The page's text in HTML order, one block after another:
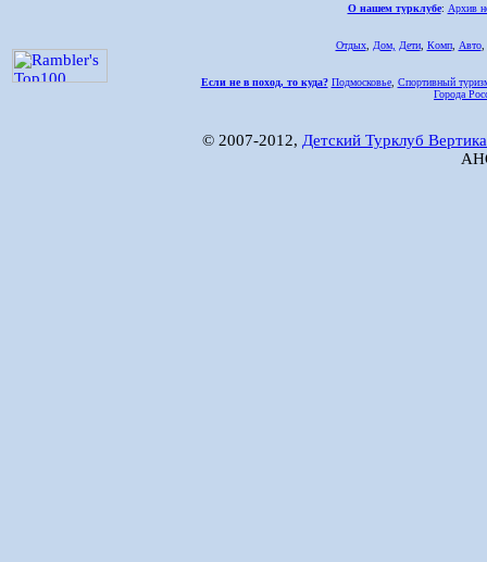
О нашем турклубе: Архив
Отдых, Дом, Дети, Комп, Авто,
Если не в поход, то куда? Подмосковье, Спортивный
Города
© 2007-2012, Детский Турклуб